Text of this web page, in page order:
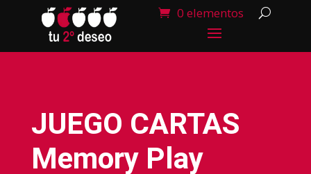
0 elementos
JUEGO CARTAS
Memory Play